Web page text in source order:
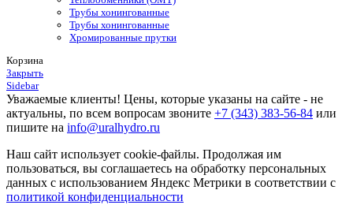
Трубы хонингованные
Трубы хонингованные
Хромированные прутки
Корзина
Закрыть
Sidebar
Уважаемые клиенты! Цены, которые указаны на сайте - не
актуальны, по всем вопросам звоните +7 (343) 383-56-84 или
пишите на info@uralhydro.ru
Наш сайт использует cookie-файлы. Продолжая им
пользоваться, вы соглашаетесь на обработку персональных
данных с использованием Яндекс Метрики в соответствии с
политикой конфиденциальности